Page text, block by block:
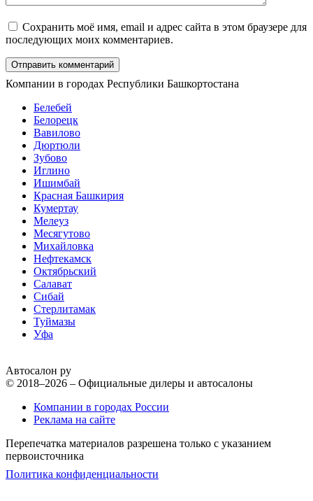
Сохранить моё имя, email и адрес сайта в этом браузере для
последующих моих комментариев.
Компании в городах Республики Башкортостана
Белебей
Белорецк
Вавилово
Дюртюли
Зубово
Иглино
Ишимбай
Красная Башкирия
Кумертау
Мелеуз
Месягутово
Михайловка
Нефтекамск
Октябрьский
Салават
Сибай
Стерлитамак
Туймазы
Уфа
Автосалон ру
© 2018–2026 – Официальные дилеры и автосалоны
Компании в городах России
Реклама на сайте
Перепечатка материалов разрешена только с указанием
первоисточника
Политика конфиденциальности